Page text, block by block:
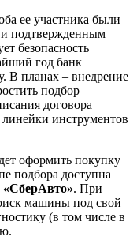
ее участника были
подтвержденным
безопасность
год банк
В планах – внедрение
подбор
договора
инструментов
оформить покупку
подбора доступна
«СберАвто». При
машины под свой
(в том числе в